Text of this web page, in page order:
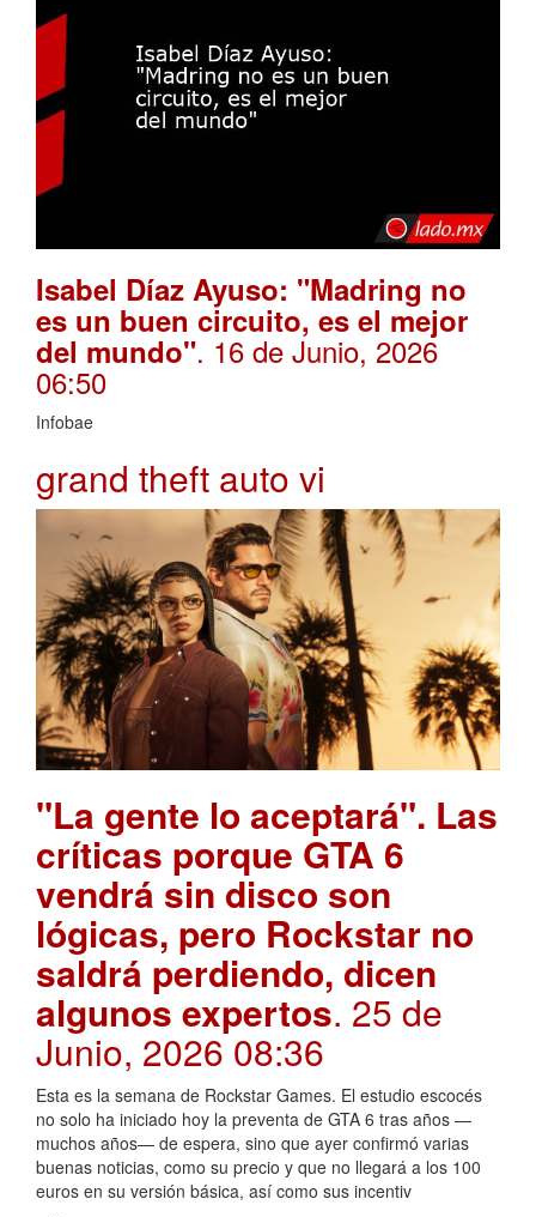
Isabel Díaz Ayuso: "Madring no
es un buen circuito, es el mejor
del mundo". 16 de Junio, 2026
06:50
Infobae
grand theft auto vi
"La gente lo aceptará". Las
críticas porque GTA 6
vendrá sin disco son
lógicas, pero Rockstar no
saldrá perdiendo, dicen
algunos expertos. 25 de
Junio, 2026 08:36
Esta es la semana de Rockstar Games. El estudio escocés
no solo ha iniciado hoy la preventa de GTA 6 tras años —
muchos años— de espera, sino que ayer confirmó varias
buenas noticias, como su precio y que no llegará a los 100
euros en su versión básica, así como sus incentiv